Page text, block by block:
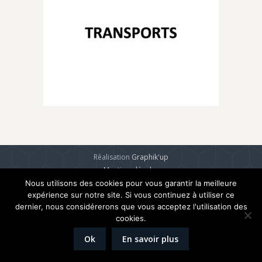
Réalisation Graphik'up
Mentions légales
Nous utilisons des cookies pour vous garantir la meilleure
expérience sur notre site. Si vous continuez à utiliser ce
dernier, nous considérerons que vous acceptez l'utilisation des
cookies.
Ok En savoir plus